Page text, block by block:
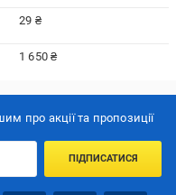
29 ₴
1 650 ₴
про акції та пропозиції
ПІДПИСАТИСЯ